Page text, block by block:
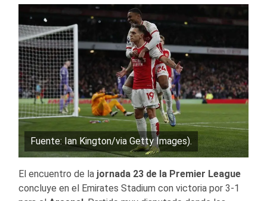
Fuente: Ian Kington/via Getty Images).
El encuentro de la jornada 23 de la Premier League
concluye en el Emirates Stadium con victoria por 3-1